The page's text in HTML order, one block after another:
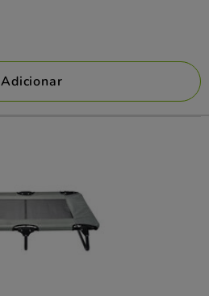
Adicionar